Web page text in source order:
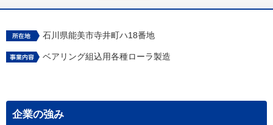
石川県能美市寺井町ハ18番地
ベアリング組込用各種ローラ製造
企業の強み